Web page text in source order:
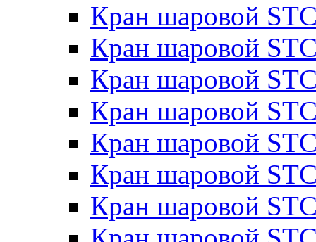
Кран шаровой
Кран шаровой
Кран шаровой
Кран шаровой
Кран шаровой
Кран шаровой
Кран шаровой